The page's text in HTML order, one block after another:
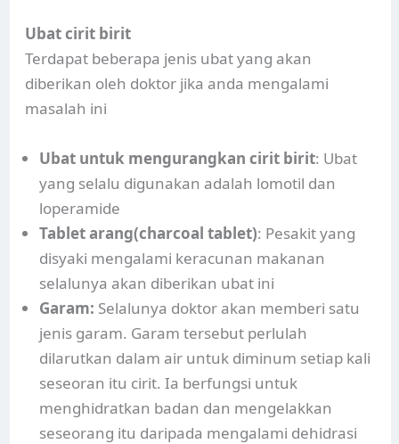
Ubat cirit birit
Terdapat beberapa jenis ubat yang akan
diberikan oleh doktor jika anda mengalami
masalah ini
Ubat untuk mengurangkan cirit birit: Ubat
yang selalu digunakan adalah lomotil dan
loperamide
Tablet arang(charcoal tablet): Pesakit yang
disyaki mengalami keracunan makanan
selalunya akan diberikan ubat ini
Garam: Selalunya doktor akan memberi satu
jenis garam. Garam tersebut perlulah
dilarutkan dalam air untuk diminum setiap kali
seseoran itu cirit. Ia berfungsi untuk
menghidratkan badan dan mengelakkan
seseorang itu daripada mengalami dehidrasi